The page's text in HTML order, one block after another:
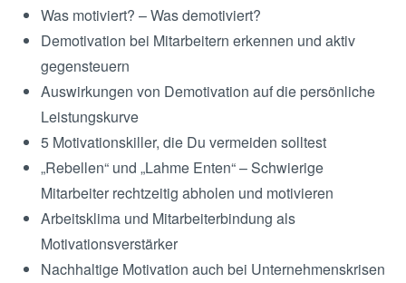
Was motiviert? – Was demotiviert?
Demotivation bei Mitarbeitern erkennen und aktiv
gegensteuern
Auswirkungen von Demotivation auf die persönliche
Leistungskurve
5 Motivationskiller, die Du vermeiden solltest
„Rebellen“ und „Lahme Enten“ – Schwierige
Mitarbeiter rechtzeitig abholen und motivieren
Arbeitsklima und Mitarbeiterbindung als
Motivationsverstärker
Nachhaltige Motivation auch bei Unternehmenskrisen